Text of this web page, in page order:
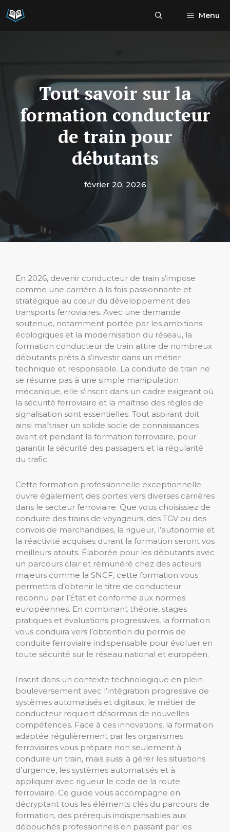
au
Menu
Tout savoir sur la
formation conducteur
de train pour
débutants
février 20, 2026
En 2026, devenir conducteur de train s’impose
comme une carrière à la fois passionnante et
stratégique au cœur du développement des
transports ferroviaires. Avec une demande
soutenue, notamment portée par les ambitions
écologiques et la modernisation du réseau, la
formation conducteur de train attire de nombreux
débutants prêts à s’investir dans un métier
technique et responsable. La conduite de train ne
se résume pas à une simple manipulation
mécanique, elle s’inscrit dans un cadre exigeant où
la sécurité ferroviaire et la maîtrise des règles de
signalisation sont essentielles. Tout aspirant doit
ainsi maîtriser un solide socle de connaissances
avant et pendant la formation ferroviaire, pour
garantir la sécurité des passagers et la régularité
du trafic.
Cette formation professionnelle exceptionnelle
ouvre également des portes vers diverses carrières
dans le secteur ferroviaire. Que vous choisissiez de
conduire des trains de voyageurs, des TGV ou des
convois de marchandises, la rigueur, l’autonomie et
la réactivité acquises durant la formation seront vos
meilleurs atouts. Élaborée pour les débutants avec
un parcours clair et rémunéré chez des acteurs
majeurs comme la SNCF, cette formation vous
permettra d’obtenir le titre de conducteur
reconnu par l’État et conforme aux normes
européennes. En combinant théorie, stages
pratiques et évaluations progressives, la formation
vous conduira vers l’obtention du permis de
conduite ferroviaire indispensable pour évoluer en
toute sécurité sur le réseau national et européen.
Inscrit dans un contexte technologique en plein
bouleversement avec l’intégration progressive de
systèmes automatisés et digitaux, le métier de
conducteur requiert désormais de nouvelles
compétences. Face à ces innovations, la formation
adaptée régulièrement par les organismes
ferroviaires vous prépare non seulement à
conduire un train, mais aussi à gérer les situations
d’urgence, les systèmes automatisés et à
appliquer avec rigueur le code de la route
ferroviaire. Ce guide vous accompagne en
décryptant tous les éléments clés du parcours de
formation, des prérequis indispensables aux
débouchés professionnels en passant par les